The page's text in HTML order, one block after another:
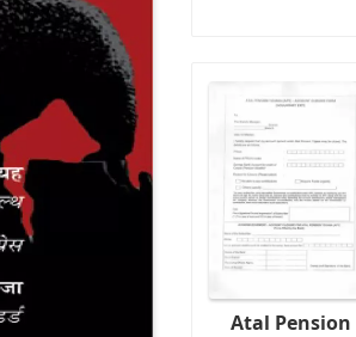
Atal Pension